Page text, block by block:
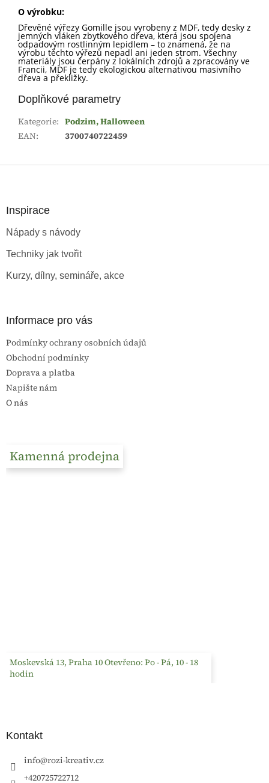
O výrobku:
Dřevěné výřezy Gomille jsou vyrobeny z MDF, tedy desky z
jemných vláken zbytkového dřeva, která jsou spojena
odpadovým rostlinným lepidlem – to znamená, že na
výrobu těchto výřezů nepadl ani jeden strom. Všechny
materiály jsou čerpány z lokálních zdrojů a zpracovány ve
Francii, MDF je tedy ekologickou alternativou masivního
dřeva a překližky.
Doplňkové parametry
Kategorie: Podzim, Halloween
EAN: 3700740722459
Inspirace
Nápady s návody
Techniky jak tvořit
Kurzy, dílny, semináře, akce
Informace pro vás
Podmínky ochrany osobních údajů
Obchodní podmínky
Doprava a platba
Napište nám
O nás
Kamenná prodejna
Moskevská 13, Praha 10 Otevřeno: Po - Pá, 10 - 18
hodin
Kontakt
info@rozi-kreativ.cz
+420725722712